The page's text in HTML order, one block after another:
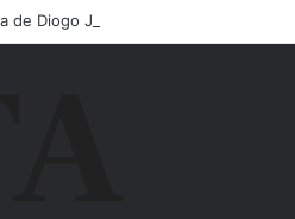
de Diogo Jota ainda é motivo de choro